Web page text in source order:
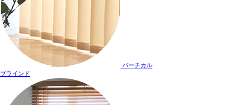
バーチカル
ブラインド